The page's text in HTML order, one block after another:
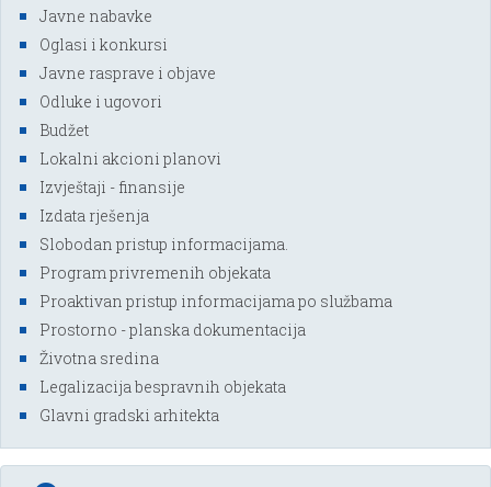
Javne nabavke
Oglasi i konkursi
Javne rasprave i objave
Odluke i ugovori
Budžet
Lokalni akcioni planovi
Izvještaji - finansije
Izdata rješenja
Slobodan pristup informacijama.
Program privremenih objekata
Proaktivan pristup informacijama po službama
Prostorno - planska dokumentacija
Životna sredina
Legalizacija bespravnih objekata
Glavni gradski arhitekta